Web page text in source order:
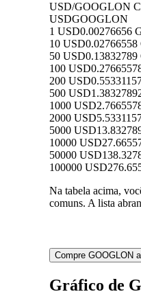
USD/GOOGLON
USDGOOGLON
1 USD0.00276656
10 USD
50 USD
100 USD
200 USD
500 USD
1000 USD
2000 USD
5000 USD
10000 USD
50000 USD
100000 USD
Na tabela acima,
comuns. A lista
Compre GOOGLON
Gráfico de